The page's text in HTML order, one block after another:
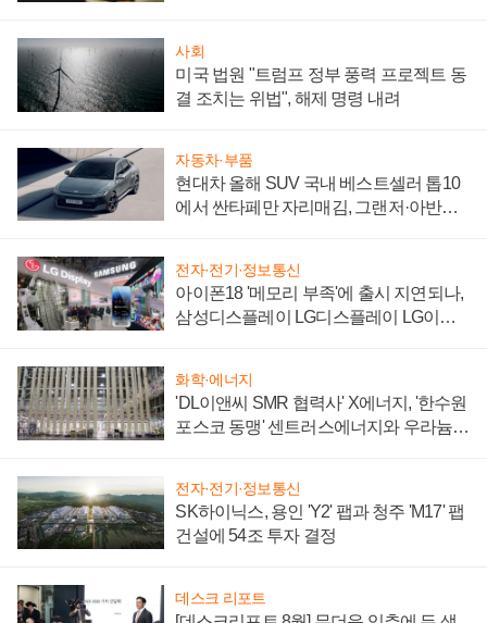
사회
미국 법원 "트럼프 정부 풍력 프로젝트 동
결 조치는 위법", 해제 명령 내려
자동차·부품
현대차 올해 SUV 국내 베스트셀러 톱10
에서 싼타페만 자리매김, 그랜저·아반떼
전자·전기·정보통신
아이폰18 '메모리 부족'에 출시 지연되나,
삼성디스플레이 LG디스플레이 LG이노
화학·에너지
'DL이앤씨 SMR 협력사' X에너지, '한수원
포스코 동맹' 센트러스에너지와 우라늄
전자·전기·정보통신
SK하이닉스, 용인 'Y2' 팹과 청주 'M17' 팹
건설에 54조 투자 결정
데스크 리포트